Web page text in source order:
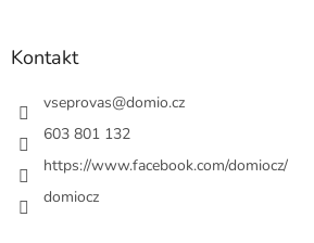
Kontakt
vseprovas@domio.cz
603 801 132
https://www.facebook.com/domiocz/
domiocz